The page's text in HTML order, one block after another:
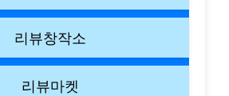
리뷰창작소
리뷰마켓